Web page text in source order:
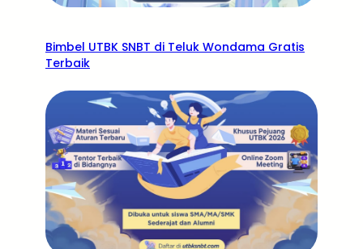
Bimbel UTBK SNBT di Teluk Wondama Gratis
Terbaik